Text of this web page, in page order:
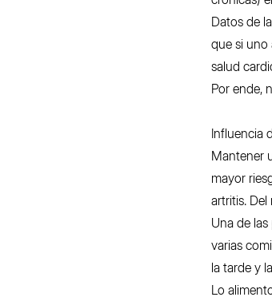
Datos de
que si uno
salud
Por ende,
Influencia
Mantener
mayor
artritis.
Una de
varias
la tarde y
Lo